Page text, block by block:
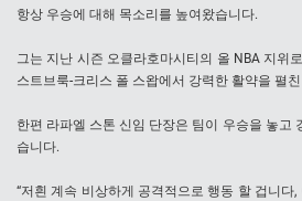
항상 우승에 대해 목소리를 높여왔습니다.
그는 지난 시즌 오클라호마시티의 올 NBA 지위
스트브룩-크리스 폴 스왑에서 강력한 활약을 펼
한편 라파엘 스톤 신임 단장은 팀이 우승을 놓고
습니다.
“저흰 계속 비상하게 공격적으로 행동 할 겁니다